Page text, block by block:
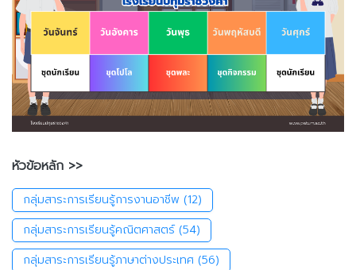
หัวข้อหลัก >>
กลุ่มสาระการเรียนรู้การงานอาชีพ (12)
กลุ่มสาระการเรียนรู้คณิตศาสตร์ (54)
กลุ่มสาระการเรียนรู้ภาษาต่างประเทศ (56)